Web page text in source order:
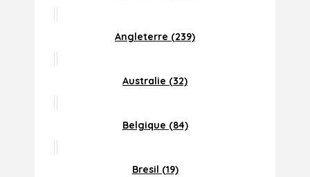
Angleterre (239)
Australie (32)
Belgique (84)
Bresil (19)